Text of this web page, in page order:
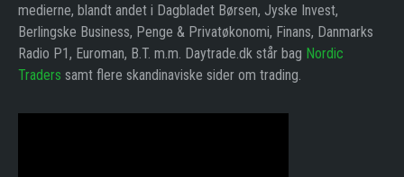
medierne, blandt andet i Dagbladet Børsen, Jyske Invest,
Berlingske Business, Penge & Privatøkonomi, Finans, Danmarks
Radio P1, Euroman, B.T. m.m. Daytrade.dk står bag Nordic
Traders samt flere skandinaviske sider om trading.